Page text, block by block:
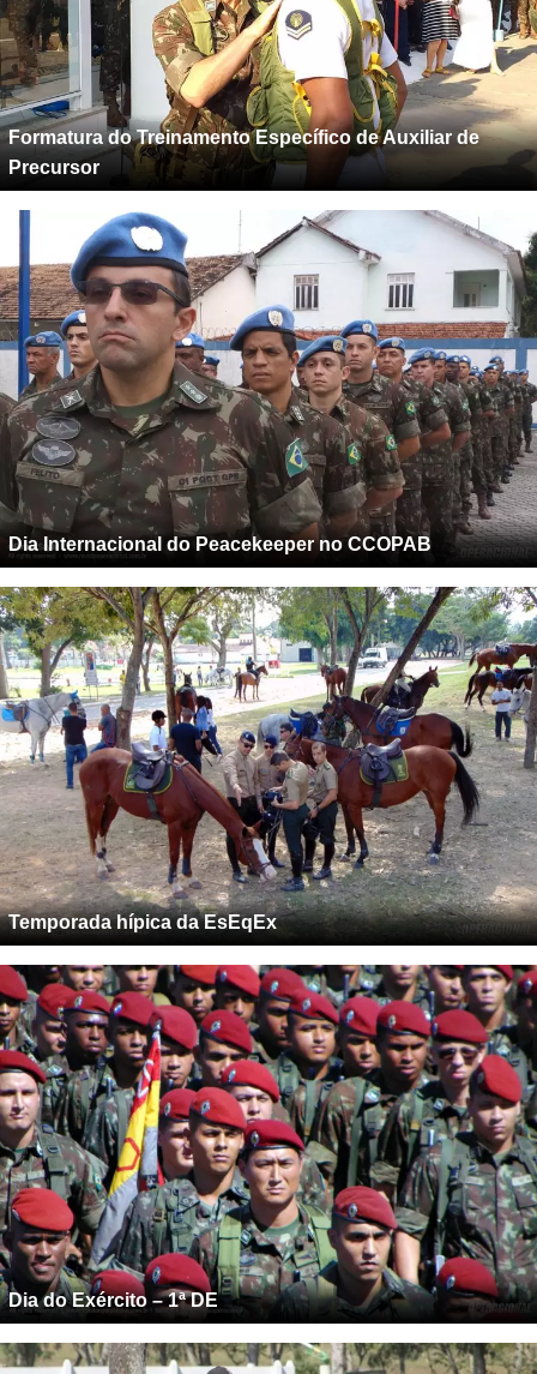
Formatura do Treinamento Específico de Auxiliar de
Precursor
Dia Internacional do Peacekeeper no CCOPAB
Temporada hípica da EsEqEx
Dia do Exército – 1ª DE